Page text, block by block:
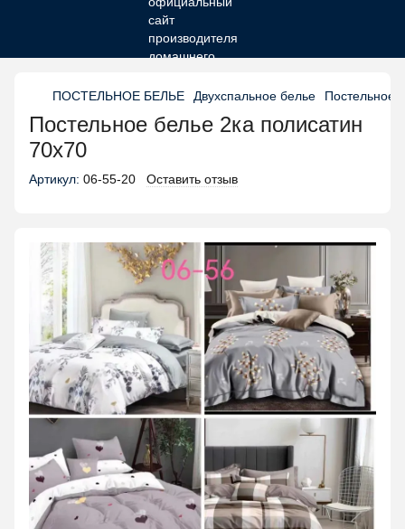
ПОСТЕЛЬНОЕ БЕЛЬЕ Двухспальное белье Постельное
Постельное белье 2ка полисатин
70х70
Артикул: 06-55-20 Оставить отзыв